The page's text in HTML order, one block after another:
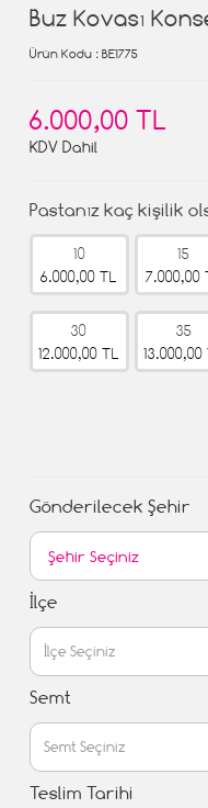
Buz Kovası
Ürün Kodu : BE1775
6.000,00 TL
KDV Dahil
Pastanız kaç kişilik
10
6.000,00 TL
15
7.000,00
30
12.000,00 TL
35
13.000,00
Gönderilecek Şehir
İlçe
Semt
Teslim Tarihi